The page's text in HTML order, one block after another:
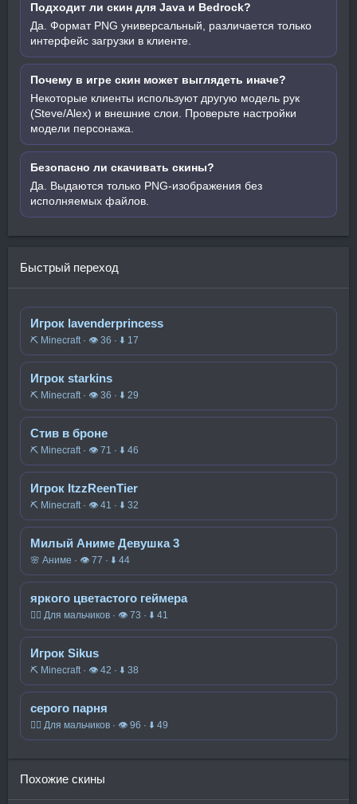
Подходит ли скин для Java и Bedrock?
Да. Формат PNG универсальный, различается только
интерфейс загрузки в клиенте.
Почему в игре скин может выглядеть иначе?
Некоторые клиенты используют другую модель рук
(Steve/Alex) и внешние слои. Проверьте настройки
модели персонажа.
Безопасно ли скачивать скины?
Да. Выдаются только PNG-изображения без
исполняемых файлов.
Быстрый переход
Игрок lavenderprincess
⛏️ Minecraft · 👁 36 · ⬇ 17
Игрок starkins
⛏️ Minecraft · 👁 36 · ⬇ 29
Стив в броне
⛏️ Minecraft · 👁 71 · ⬇ 46
Игрок ItzzReenTier
⛏️ Minecraft · 👁 41 · ⬇ 32
Милый Аниме Девушка 3
🌸 Аниме · 👁 77 · ⬇ 44
яркого цветастого геймера
🧍‍♂️ Для мальчиков · 👁 73 · ⬇ 41
Игрок Sikus
⛏️ Minecraft · 👁 42 · ⬇ 38
серого парня
🧍‍♂️ Для мальчиков · 👁 96 · ⬇ 49
Похожие скины